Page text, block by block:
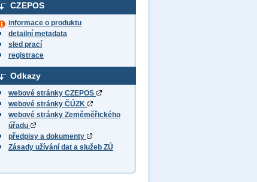
CZEPOS
informace o produktu
detailní metadata
sled prací
registrace
Odkazy
webové stránky CZEPOS
webové stránky ČÚZK
webové stránky Zeměměřického
úřadu
předpisy a dokumenty
Zásady užívání dat a služeb ZÚ